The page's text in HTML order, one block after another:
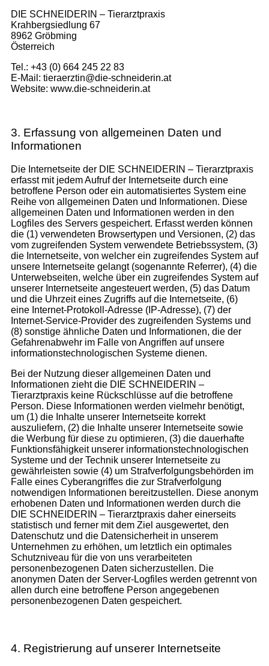
DIE SCHNEIDERIN – Tierarztpraxis
Krahbergsiedlung 67
8962 Gröbming
Österreich
Tel.: +43 (0) 664 245 22 83
E-Mail: tieraerztin@die-schneiderin.at
Website: www.die-schneiderin.at
3. Erfassung von allgemeinen Daten und
Informationen
Die Internetseite der DIE SCHNEIDERIN – Tierarztpraxis
erfasst mit jedem Aufruf der Internetseite durch eine
betroffene Person oder ein automatisiertes System eine
Reihe von allgemeinen Daten und Informationen. Diese
allgemeinen Daten und Informationen werden in den
Logfiles des Servers gespeichert. Erfasst werden können
die (1) verwendeten Browsertypen und Versionen, (2) das
vom zugreifenden System verwendete Betriebssystem, (3)
die Internetseite, von welcher ein zugreifendes System auf
unsere Internetseite gelangt (sogenannte Referrer), (4) die
Unterwebseiten, welche über ein zugreifendes System auf
unserer Internetseite angesteuert werden, (5) das Datum
und die Uhrzeit eines Zugriffs auf die Internetseite, (6)
eine Internet-Protokoll-Adresse (IP-Adresse), (7) der
Internet-Service-Provider des zugreifenden Systems und
(8) sonstige ähnliche Daten und Informationen, die der
Gefahrenabwehr im Falle von Angriffen auf unsere
informationstechnologischen Systeme dienen.
Bei der Nutzung dieser allgemeinen Daten und
Informationen zieht die DIE SCHNEIDERIN –
Tierarztpraxis keine Rückschlüsse auf die betroffene
Person. Diese Informationen werden vielmehr benötigt,
um (1) die Inhalte unserer Internetseite korrekt
auszuliefern, (2) die Inhalte unserer Internetseite sowie
die Werbung für diese zu optimieren, (3) die dauerhafte
Funktionsfähigkeit unserer informationstechnologischen
Systeme und der Technik unserer Internetseite zu
gewährleisten sowie (4) um Strafverfolgungsbehörden im
Falle eines Cyberangriffes die zur Strafverfolgung
notwendigen Informationen bereitzustellen. Diese anonym
erhobenen Daten und Informationen werden durch die
DIE SCHNEIDERIN – Tierarztpraxis daher einerseits
statistisch und ferner mit dem Ziel ausgewertet, den
Datenschutz und die Datensicherheit in unserem
Unternehmen zu erhöhen, um letztlich ein optimales
Schutzniveau für die von uns verarbeiteten
personenbezogenen Daten sicherzustellen. Die
anonymen Daten der Server-Logfiles werden getrennt von
allen durch eine betroffene Person angegebenen
personenbezogenen Daten gespeichert.
4. Registrierung auf unserer Internetseite